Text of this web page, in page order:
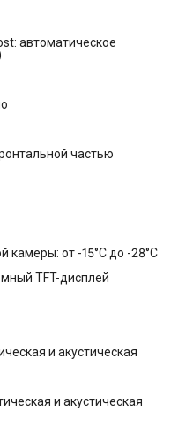
автоматическое
частью
от -15°C до -28°C
TFT-дисплей
и акустическая
и акустическая